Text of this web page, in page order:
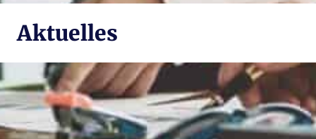
Aktuelles